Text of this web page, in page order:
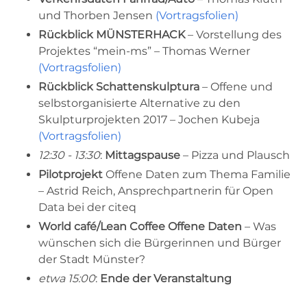
und Thorben Jensen (Vortragsfolien)
Rückblick MÜNSTERHACK– Vorstellung des
Projektes “mein-ms” – Thomas Werner
(Vortragsfolien)
Rückblick Schattenskulptura – Offene und
selbstorganisierte Alternative zu den
Skulpturprojekten 2017 – Jochen Kubeja
(Vortragsfolien)
12:30 - 13:30: Mittagspause – Pizza und Plausch
Pilotprojekt Offene Daten zum Thema Familie
– Astrid Reich, Ansprechpartnerin für Open
Data bei der citeq
World café/Lean Coffee Offene Daten – Was
wünschen sich die Bürgerinnen und Bürger
der Stadt Münster?
etwa 15:00: Ende der Veranstaltung